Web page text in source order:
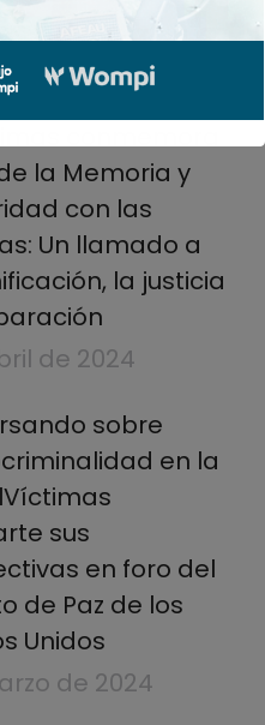
la Memoria y
con las
Un llamado a
la justicia
de 2024
sobre
en la
sus
en foro del
de Paz de los
Unidos
de 2024